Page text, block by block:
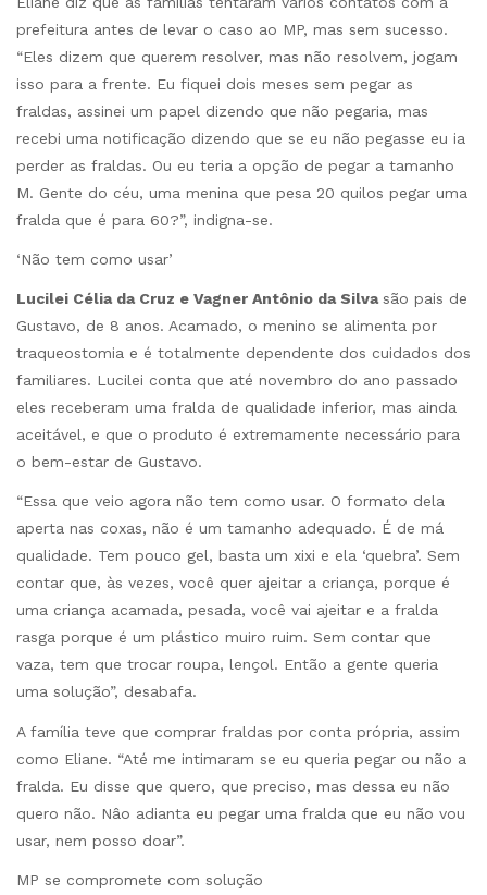
prefeitura antes de levar o caso ao MP, mas sem sucesso.
“Eles dizem que querem resolver, mas não resolvem, jogam
isso para a frente. Eu fiquei dois meses sem pegar as
fraldas, assinei um papel dizendo que não pegaria, mas
recebi uma notificação dizendo que se eu não pegasse eu ia
perder as fraldas. Ou eu teria a opção de pegar a tamanho
M. Gente do céu, uma menina que pesa 20 quilos pegar uma
fralda que é para 60?”, indigna-se.
‘Não tem como usar’
Lucilei Célia da Cruz e Vagner Antônio da Silvasão pais de
Gustavo, de 8 anos. Acamado, o menino se alimenta por
traqueostomia e é totalmente dependente dos cuidados dos
familiares. Lucilei conta que até novembro do ano passado
eles receberam uma fralda de qualidade inferior, mas ainda
aceitável, e que o produto é extremamente necessário para
o bem-estar de Gustavo.
“Essa que veio agora não tem como usar. O formato dela
aperta nas coxas, não é um tamanho adequado. É de má
qualidade. Tem pouco gel, basta um xixi e ela ‘quebra’. Sem
contar que, às vezes, você quer ajeitar a criança, porque é
uma criança acamada, pesada, você vai ajeitar e a fralda
rasga porque é um plástico muiro ruim. Sem contar que
vaza, tem que trocar roupa, lençol. Então a gente queria
uma solução”, desabafa.
A família teve que comprar fraldas por conta própria, assim
como Eliane. “Até me intimaram se eu queria pegar ou não a
fralda. Eu disse que quero, que preciso, mas dessa eu não
quero não. Nâo adianta eu pegar uma fralda que eu não vou
usar, nem posso doar”.
MP se compromete com solução